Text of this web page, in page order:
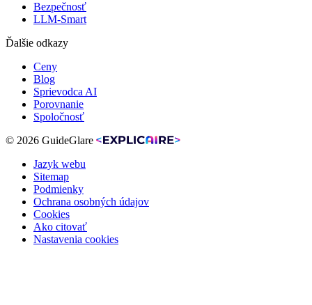
Bezpečnosť
LLM-Smart
Ďalšie odkazy
Ceny
Blog
Sprievodca AI
Porovnanie
Spoločnosť
© 2026 GuideGlare
Jazyk webu
Sitemap
Podmienky
Ochrana osobných údajov
Cookies
Ako citovať
Nastavenia cookies